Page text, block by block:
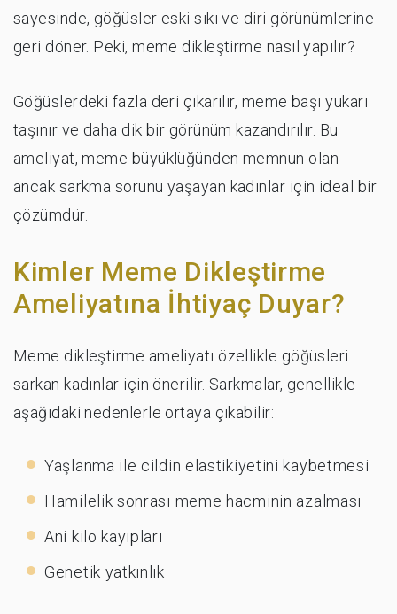
sayesinde, göğüsler eski sıkı ve diri görünümlerine
geri döner. Peki, meme dikleştirme nasıl yapılır?
Göğüslerdeki fazla deri çıkarılır, meme başı yukarı
taşınır ve daha dik bir görünüm kazandırılır. Bu
ameliyat, meme büyüklüğünden memnun olan
ancak sarkma sorunu yaşayan kadınlar için ideal bir
çözümdür.
Kimler Meme Dikleştirme
Ameliyatına İhtiyaç Duyar?
Meme dikleştirme ameliyatı özellikle göğüsleri
sarkan kadınlar için önerilir. Sarkmalar, genellikle
aşağıdaki nedenlerle ortaya çıkabilir:
Yaşlanma ile cildin elastikiyetini kaybetmesi
Hamilelik sonrası meme hacminin azalması
Ani kilo kayıpları
Genetik yatkınlık